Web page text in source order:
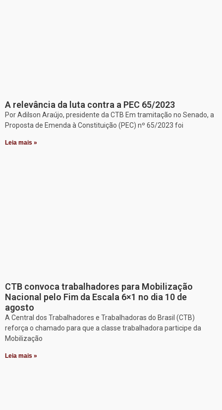
A relevância da luta contra a PEC 65/2023
Por Adilson Araújo, presidente da CTB Em tramitação no Senado, a
Proposta de Emenda à Constituição (PEC) nº 65/2023 foi
Leia mais »
CTB convoca trabalhadores para Mobilização
Nacional pelo Fim da Escala 6×1 no dia 10 de
agosto
A Central dos Trabalhadores e Trabalhadoras do Brasil (CTB)
reforça o chamado para que a classe trabalhadora participe da
Mobilização
Leia mais »